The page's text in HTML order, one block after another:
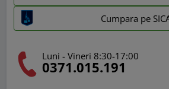
Cumpara pe
Luni - Vineri 8:30-17:00
0371.015.191